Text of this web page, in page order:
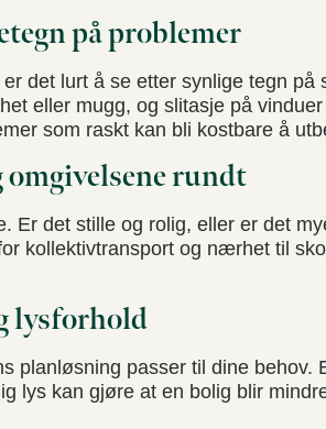
på problemer
det lurt å se etter synlige tegn
eller mugg, og slitasje på
som raskt kan bli kostbare å
omgivelsene rundt
Er det stille og rolig, eller er det
kollektivtransport og nærhet til
lysforhold
planløsning passer til dine behov.
lys kan gjøre at en bolig blir